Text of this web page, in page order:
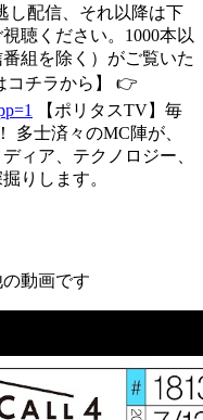
し配信、それ以降は下
聴ください。1000本以
組を除く）がご覧いた
コチラから】 👉
【ポリタスTV】毎
多士済々のMC陣が、
ィア、テクノロジー、
りします。
動画です